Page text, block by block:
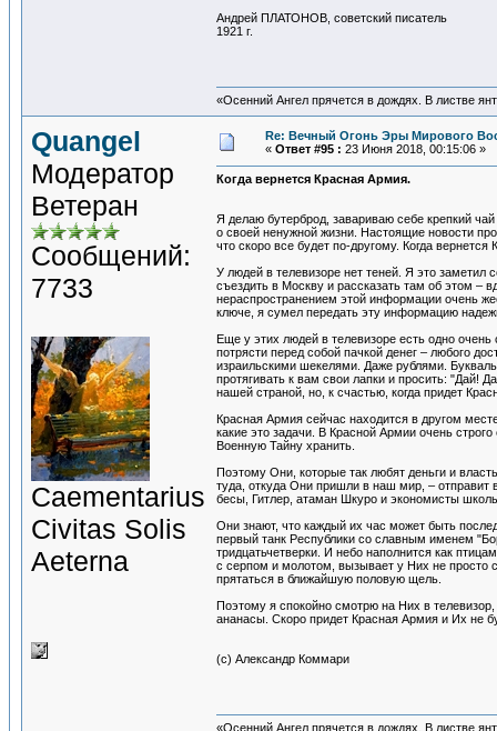
Андрей ПЛАТОНОВ, советский писатель
1921 г.
«Осенний Ангел прячется в дождях. В листве
Quangel
Модератор
Ветеран
Сообщений:
7733
Сaementarius
Civitas Solis
Aeterna
Re: Вечный Огонь Эры Мирового
« Ответ #95 : 23 Июня 2018, 00:15:06 »
Когда вернется Красная Армия.
Я делаю бутерброд, завариваю себе крепкий
о своей ненужной жизни. Настоящие новости
что скоро все будет по-другому. Когда вернется
У людей в телевизоре нет теней. Я это заметил
съездить в Москву и рассказать там об этом –
нераспространением этой информации очень
ключе, я сумел передать эту информацию
Еще у этих людей в телевизоре есть одно
потрясти перед собой пачкой денег – любого
израильскими шекелями. Даже рублями.
протягивать к вам свои лапки и просить: "Дай!
нашей страной, но, к счастью, когда придет
Красная Армия сейчас находится в другом
какие это задачи. В Красной Армии очень
Военную Тайну хранить.
Поэтому Они, которые так любят деньги и
туда, откуда Они пришли в наш мир, – отправит
бесы, Гитлер, атаман Шкуро и экономисты
Они знают, что каждый их час может быть
первый танк Республики со славным именем
тридцатьчетверки. И небо наполнится как
с серпом и молотом, вызывает у Них не просто
прятаться в ближайшую половую щель.
Поэтому я спокойно смотрю на Них в
ананасы. Скоро придет Красная Армия и Их не
(с) Александр Коммари
«Осенний Ангел прячется в дождях. В листве